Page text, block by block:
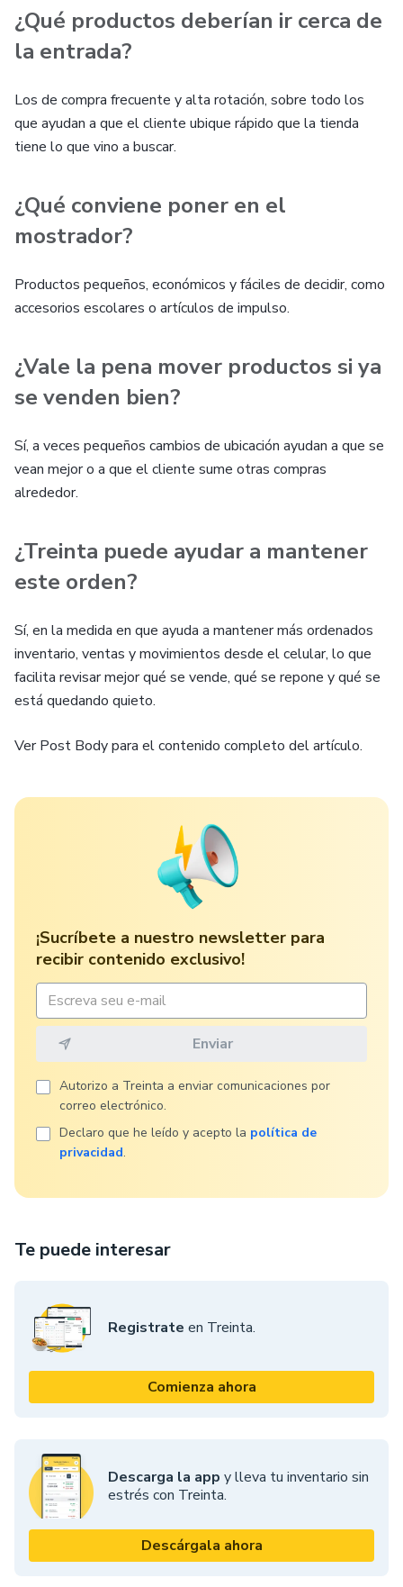
Te puede interesar
Registrate en Treinta.
Comienza ahora
Descarga la app y lleva tu inventario sin
estrés con Treinta.
Descárgala ahora
¿Qué productos deberían ir cerca de
la entrada?
Los de compra frecuente y alta rotación, sobre todo los
que ayudan a que el cliente ubique rápido que la tienda
tiene lo que vino a buscar.
¿Qué conviene poner en el
mostrador?
Productos pequeños, económicos y fáciles de decidir, como
accesorios escolares o artículos de impulso.
¿Vale la pena mover productos si ya
se venden bien?
Sí, a veces pequeños cambios de ubicación ayudan a que se
vean mejor o a que el cliente sume otras compras
alrededor.
¿Treinta puede ayudar a mantener
este orden?
Sí, en la medida en que ayuda a mantener más ordenados
inventario, ventas y movimientos desde el celular, lo que
facilita revisar mejor qué se vende, qué se repone y qué se
está quedando quieto.
Ver Post Body para el contenido completo del artículo.
¡Sucríbete a nuestro newsletter para
recibir contenido exclusivo!
Autorizo ​​a Treinta a enviar comunicaciones por
correo electrónico.
Declaro que he leído y acepto la política de
privacidad.